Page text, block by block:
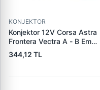
KONJEKTOR
Konjektor 12V Corsa Astra
Frontera Vectra A - B Em
Astra G | PARS PRS-DE701 |
OEM 1204270 140475019
344,12 TL